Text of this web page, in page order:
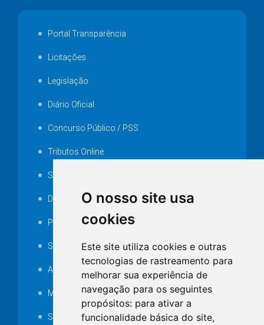
O nosso site usa
cookies
Este site utiliza cookies e outras
tecnologias de rastreamento para
melhorar sua experiência de
navegação para os seguintes
propósitos: para ativar a
funcionalidade básica do site,
Portal Transparência
Licitações
Legislação
Diário Oficial
Concurso Público / PSS
Tributos Online
Serviços ISS-E
Decretos
Portarias
SAMAE
Audiência pública
MANUTENÇÃO DE ILUMINAÇÃO PÚBLICA
Serviços Técnicos TI